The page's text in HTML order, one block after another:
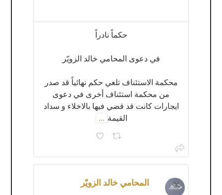
حكماً نادراً
في دعوى المحامي خالد الزويّر
محكمة الاستئناف تلغي حكم نهائياً قد صدر
من محكمة استئناف أخرى في دعوى
ايجارات كانت قد قضي فيها بالاخلاء و سداد
القيمة ...
المحامي خالد الزويّر